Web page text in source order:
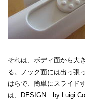
それは、ボディ面から大
る。ノック面には出っ張
はらで、簡単にスライド
は、DESIGN by Luigi